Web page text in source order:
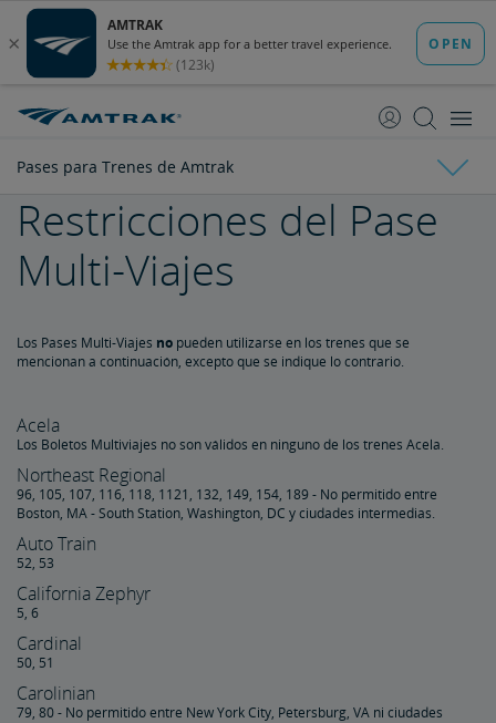
Contenido
Navegación
Pases para Trenes de Amtrak
Descuentos Diarios
Descuento para Niños
Descuento para Jubilados
Descuentos para Estudiantes
Descuento para Militares
Descuento para Hijos de Militares
Descuento para Veteranos
Descuento para Clientes con Discapacidades
Descuento para Viajes en Grupo
Descuento por la Membresía de la Asociación de Pasajeros
Kids 'n' Trains
Descuento Gubernamental
Programa Corporativo
Vacaciones y Recorridos en Tren
Amtrak Vacations
Paquetes de Viajes en Tren
Todos a Bordo para un Viaje en Familia en Tren
Pases para Trenes de Amtrak
Amtrak RideReserve
Restricciones de Boletos Multi-viajes
California Rail Pass
Entregue un Regalo de la Tienda Amtrak
Restricciones del Pase
Multi-Viajes
Los Pases Multi-Viajes no pueden utilizarse en los trenes que se
mencionan a continuación, excepto que se indique lo contrario.
Acela
Los Boletos Multiviajes no son válidos en ninguno de los trenes Acela.
Northeast Regional
96, 105, 107, 116, 118, 1121, 132, 149, 154, 189 - No permitido entre
Boston, MA - South Station, Washington, DC y ciudades intermedias.
Auto Train
52, 53
California Zephyr
5, 6
Cardinal
50, 51
Carolinian
79, 80 - No permitido entre New York City, Petersburg, VA ni ciudades